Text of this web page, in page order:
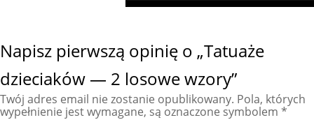
Napisz pierwszą opinię o „Tatuaże
dzieciaków — 2 losowe wzory”
Twój adres email nie zostanie opublikowany. Pola, których
wypełnienie jest wymagane, są oznaczone symbolem *